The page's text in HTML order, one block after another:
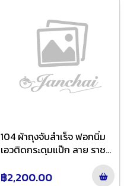
104 ผ้าถุงจับสำเร็จ ฟอกนิ่ม
เอวติดกระดุมแป๊ก ลาย ราช
วัตรหน้านาง สี ครีมส้มไล่สี
฿2,200.00